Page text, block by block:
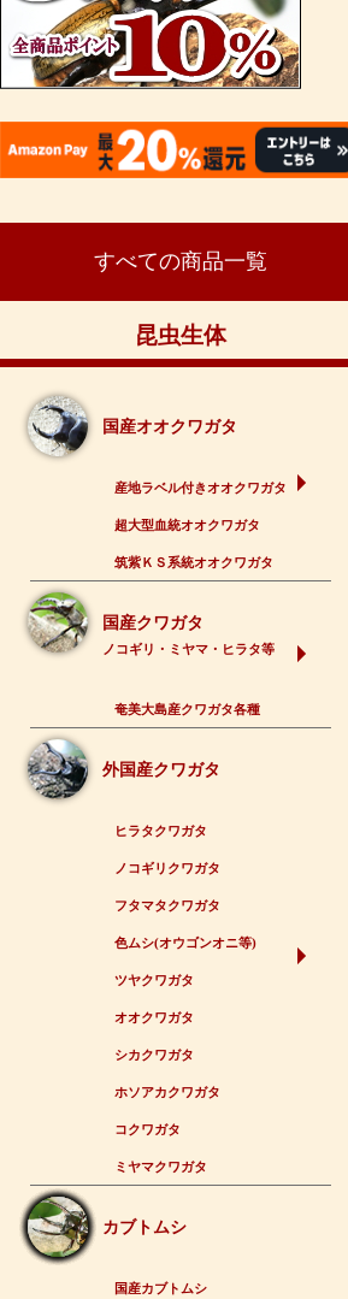
すべての商品一覧
昆虫生体
国産オオクワガタ
産地ラベル付きオオクワガタ
超大型血統オオクワガタ
筑紫ＫＳ系統オオクワガタ
国産クワガタ
ノコギリ・ミヤマ・ヒラタ等
奄美大島産クワガタ各種
外国産クワガタ
ヒラタクワガタ
ノコギリクワガタ
フタマタクワガタ
色ムシ(オウゴンオニ等)
ツヤクワガタ
オオクワガタ
シカクワガタ
ホソアカクワガタ
コクワガタ
ミヤマクワガタ
カブトムシ
国産カブトムシ